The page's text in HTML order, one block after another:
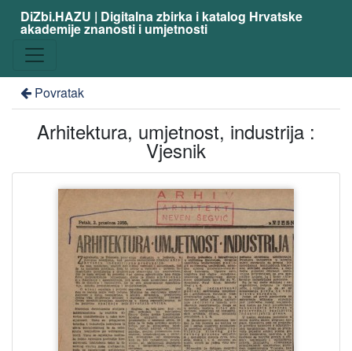
DiZbi.HAZU | Digitalna zbirka i katalog Hrvatske
akademije znanosti i umjetnosti
Povratak
Arhitektura, umjetnost, industrija :
Vjesnik